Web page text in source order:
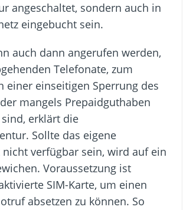
angeschaltet, sondern auch in
eingebucht sein.
auch dann angerufen werden,
Telefonate, zum
einer einseitigen Sperrung des
mangels Prepaidguthaben
erklärt die
Sollte das eigene
verfügbar sein, wird auf ein
Voraussetzung ist
SIM-Karte, um einen
absetzen zu können. So